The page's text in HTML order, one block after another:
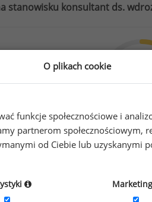
stanowisku konsultant ds.
68%
prywatna opieka medyczna dla
O plikach cookie
funkcje społecznościowe i
partnerom społecznościowym,
od Ciebie lub uzyskanymi
Marketing